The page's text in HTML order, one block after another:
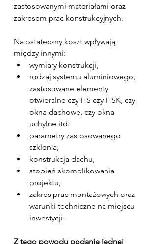
zastosowanymi materiałami oraz
zakresem prac konstrukcyjnych.
Na ostateczny koszt wpływają
między innymi:
wymiary konstrukcji,
rodzaj systemu aluminiowego,
zastosowane elementy
otwieralne czy HS czy HSK, czy
okna dachowe, czy okna
uchylne itd.
parametry zastosowanego
szklenia,
konstrukcja dachu,
stopień skomplikowania
projektu,
zakres prac montażowych oraz
warunki techniczne na miejscu
inwestycji.
Z tego powodu podanie jednej